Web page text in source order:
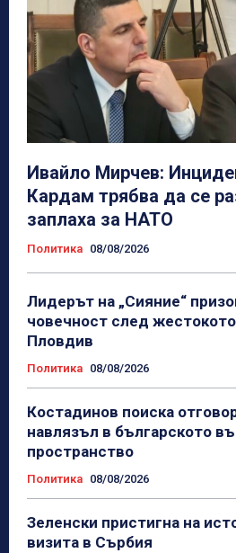
Ивайло Мирчев:
Кардам трябва да се
заплаха за НАТО
Политика 08/08/2026
Лидерът на „Сияние“
човечност след
Пловдив
Политика 08/08/2026
Костадинов поиска
навлязъл в българското
пространство
Политика 08/08/2026
Зеленски пристигна на
визита в Сърбия